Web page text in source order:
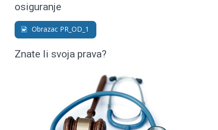
osiguranje
Obrazac PR_OD_1
Znate li svoja prava?